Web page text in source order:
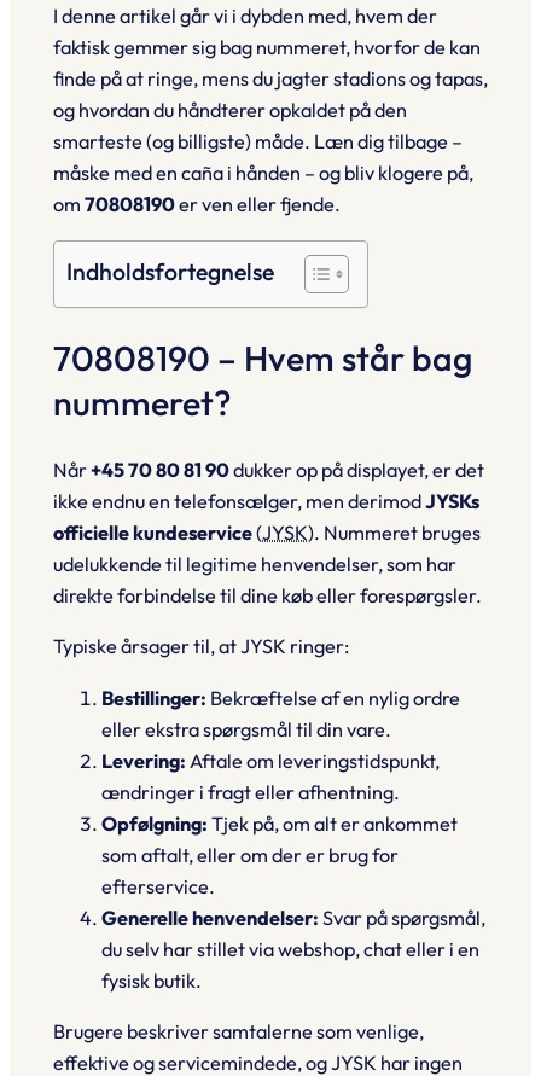
I denne artikel går vi i dybden med, hvem der
faktisk gemmer sig bag nummeret, hvorfor de kan
finde på at ringe, mens du jagter stadions og tapas,
og hvordan du håndterer opkaldet på den
smarteste (og billigste) måde. Læn dig tilbage –
måske med en caña i hånden – og bliv klogere på,
om 70808190er ven eller fjende.
Indholdsfortegnelse
70808190 – Hvem står bag
nummeret?
Når+45 70 80 81 90dukker op på displayet, er det
ikkeendnu en telefonsælger, men derimodJYSKs
officielle kundeservice(JYSK). Nummeret bruges
udelukkende til legitime henvendelser, som har
direkte forbindelse til dine køb eller forespørgsler.
Typiske årsager til, at JYSK ringer:
Bestillinger: Bekræftelse af en nylig ordre
eller ekstra spørgsmål til din vare.
Levering: Aftale om leveringstidspunkt,
ændringer i fragt eller afhentning.
Opfølgning: Tjek på, om alt er ankommet
som aftalt, eller om der er brug for
efterservice.
Generelle henvendelser: Svar på spørgsmål,
du selv har stillet via webshop, chat eller i en
fysisk butik.
Brugere beskriver samtalerne som venlige,
effektive og servicemindede, og JYSK har ingen